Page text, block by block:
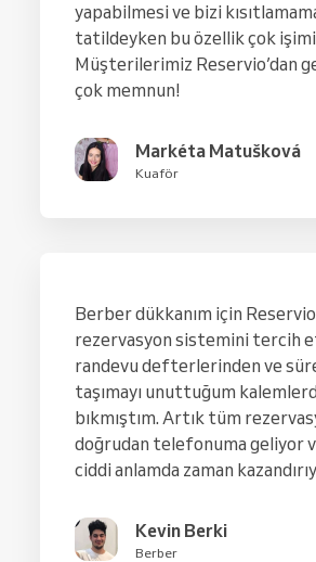
yapabilmesi ve bizi
tatildeyken bu özellik çok
Müşterilerimiz Reservio’dan
çok memnun!
Markéta Matušková
Kuaför
Berber dükkanım için Reservio
rezervasyon sistemini tercih
randevu defterlerinden ve
taşımayı unuttuğum
bıkmıştım. Artık tüm
doğrudan telefonuma geliyor
ciddi anlamda zaman
Kevin Berki
Berber